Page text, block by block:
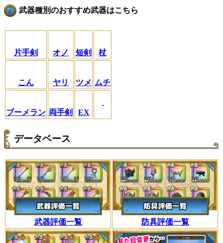
武器種別のおすすめ武器はこちら
片手剣 オノ 短剣 杖
こん ヤリ ツメ ムチ
ブーメラン 両手剣 EX
-
データベース
武器評価一覧 防具評価一覧